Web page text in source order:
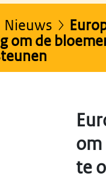
Nieuws
om de
om
te